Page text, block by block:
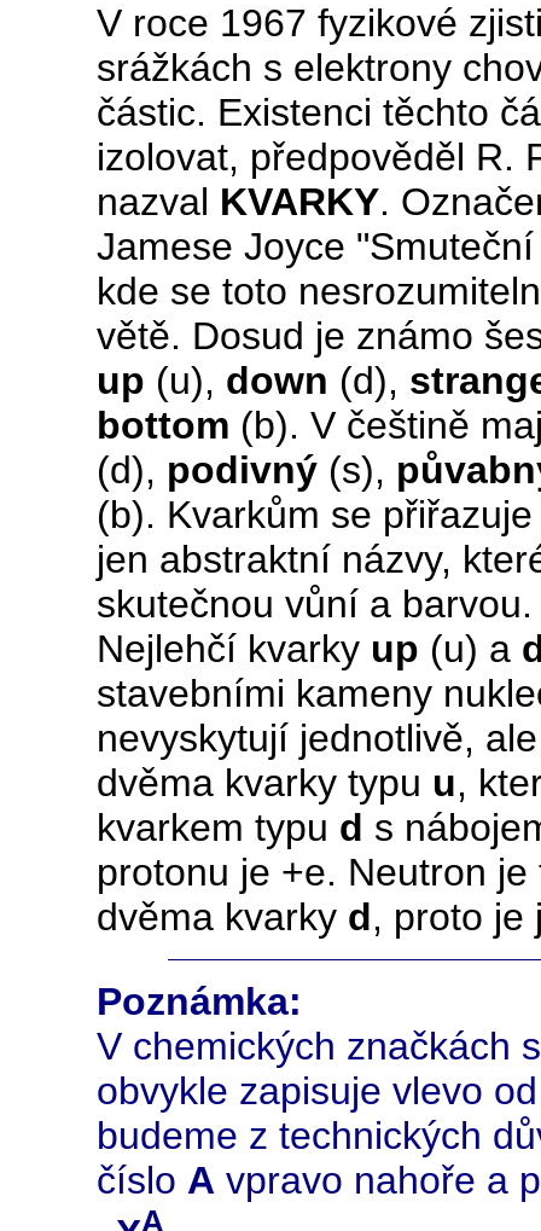
V roce 1967 fyzikové
srážkách s elektrony
částic. Existenci těchto
izolovat, předpověděl R.
nazval KVARKY.
Jamese Joyce
kde se toto
větě. Dosud je známo
up (u), down (d),
bottom (b). V češtině
(d), podivný (s),
(b). Kvarkům se
jen abstraktní názvy,
skutečnou vůní a barvou.
Nejlehčí kvarky up (u) a
stavebními kameny
nevyskytují jednotlivě,
dvěma kvarky typu u,
kvarkem typu d s
protonu je +e. Neutron
dvěma kvarky d, proto je
Poznámka:
V chemických značkách
obvykle zapisuje vlevo
budeme z technických
číslo A vpravo nahoře a
A